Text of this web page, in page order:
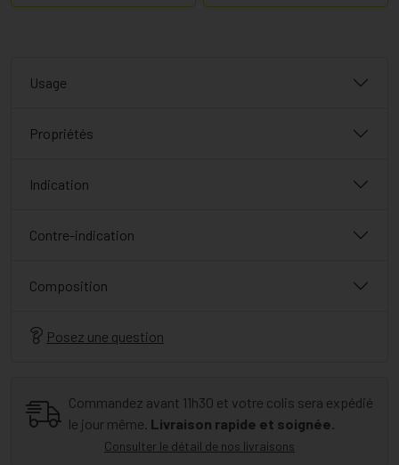
Usage
Propriétés
Indication
Contre-indication
Composition
Posez une question
Commandez avant 11h30 et votre colis sera expédié
le jour même. Livraison rapide et soignée.
Consulter le détail de nos livraisons